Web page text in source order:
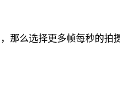
那么选择更多帧每秒的拍